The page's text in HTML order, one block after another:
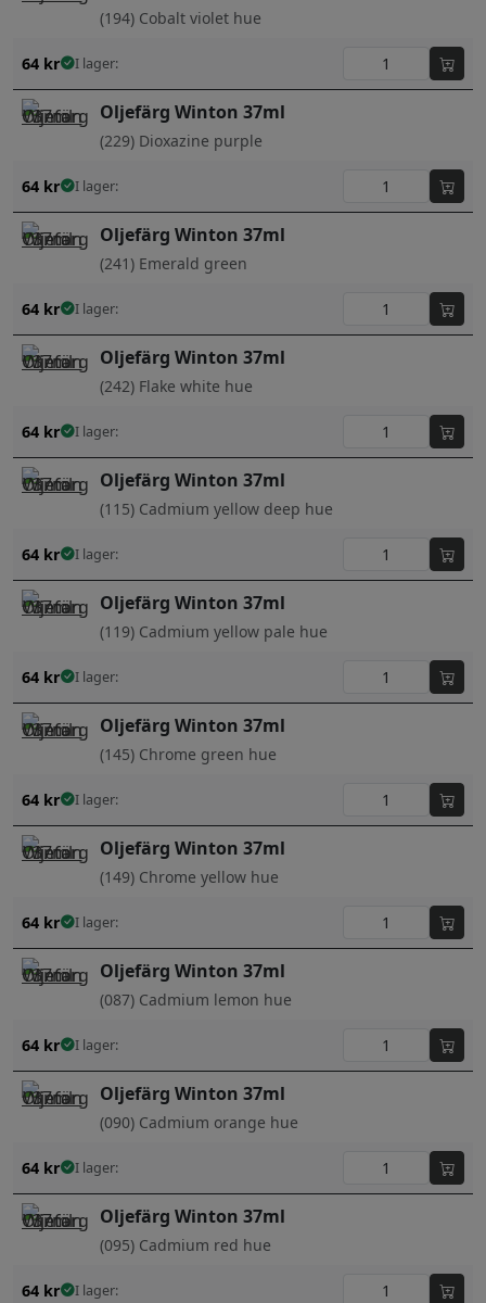
(194) Cobalt violet hue
64 kr I lager:
Oljefärg Winton 37ml
(229) Dioxazine purple
64 kr I lager:
Oljefärg Winton 37ml
(241) Emerald green
64 kr I lager:
Oljefärg Winton 37ml
(242) Flake white hue
64 kr I lager:
Oljefärg Winton 37ml
(115) Cadmium yellow deep hue
64 kr I lager:
Oljefärg Winton 37ml
(119) Cadmium yellow pale hue
64 kr I lager:
Oljefärg Winton 37ml
(145) Chrome green hue
64 kr I lager:
Oljefärg Winton 37ml
(149) Chrome yellow hue
64 kr I lager:
Oljefärg Winton 37ml
(087) Cadmium lemon hue
64 kr I lager:
Oljefärg Winton 37ml
(090) Cadmium orange hue
64 kr I lager:
Oljefärg Winton 37ml
(095) Cadmium red hue
64 kr I lager: